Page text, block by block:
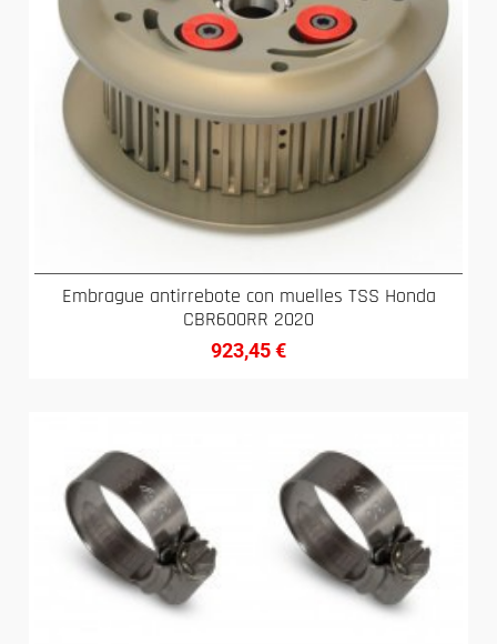
Embrague antirrebote con muelles TSS Honda
CBR600RR 2020
923,45€